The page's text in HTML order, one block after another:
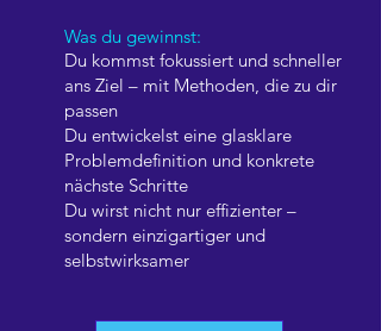
Was du gewinnst:
Du kommst fokussiert und schneller
ans Ziel – mit Methoden, die zu dir
passen
Du entwickelst eine glasklare
Problemdefinition und konkrete
nächste Schritte
Du wirst nicht nur effizienter –
sondern einzigartiger und
selbstwirksamer